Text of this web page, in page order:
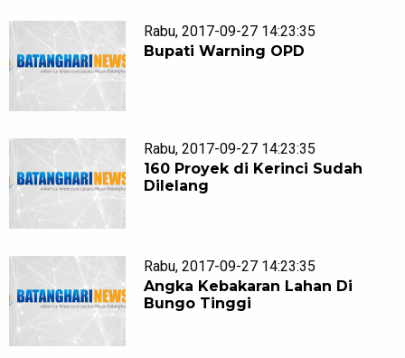
Rabu, 2017-09-27 14:23:35
Bupati Warning OPD
Rabu, 2017-09-27 14:23:35
160 Proyek di Kerinci Sudah
Dilelang
Rabu, 2017-09-27 14:23:35
Angka Kebakaran Lahan Di
Bungo Tinggi